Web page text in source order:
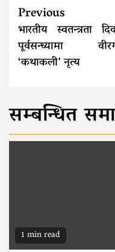
Continue
Reading
Previous
भारतीय स्वतन्त्रता
पूर्वसन्ध्यामा
‘कथाकली’ नृत्य
सम्बन्धित
1 min read